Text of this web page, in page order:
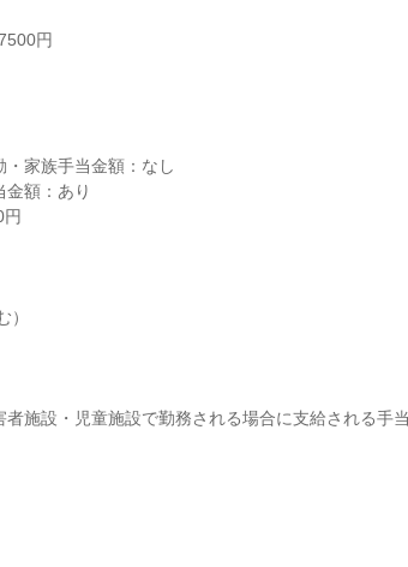
円
家族手当金額：なし
額：あり
施設・児童施設で勤務される場合に支給される手